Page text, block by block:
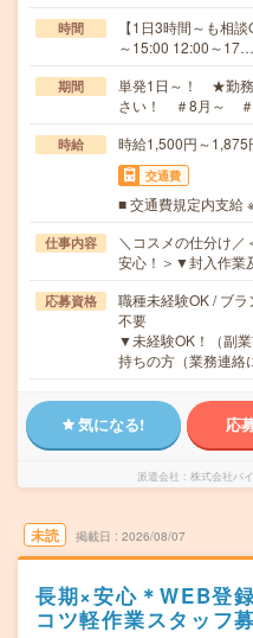
時間
【1日3時間～も相
～15:00 12:00～17…
期間
単発1日～！ ★勤務
さい！ ＃8月～ ＃
時給 時給1,500円～1,875
交通費
■ 交通費規定内支給
仕事内容
＼コスメの仕分け／
安心！＞▼封入作業
応募資格
職種未経験OK / ブ
不要
▼未経験OK！（副
持ちの方（業務連
気になる! 応
派遣会社 株式会社バ
未読 掲載日 2026/08/07
長期×安心＊WEB登
コツ軽作業スタッフ